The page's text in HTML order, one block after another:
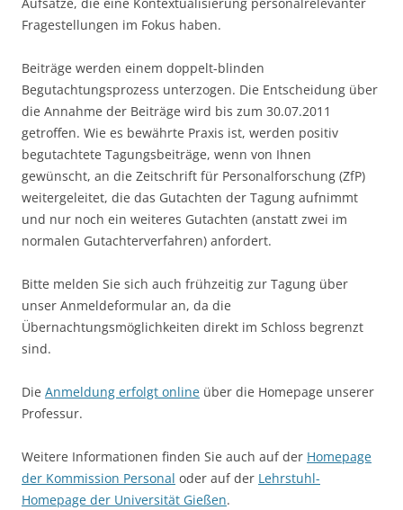
Fragestellungen im Fokus haben.
Beiträge werden einem doppelt-blinden
Begutachtungsprozess unterzogen. Die Entscheidung über
die Annahme der Beiträge wird bis zum 30.07.2011
getroffen. Wie es bewährte Praxis ist, werden positiv
begutachtete Tagungsbeiträge, wenn von Ihnen
gewünscht, an die Zeitschrift für Personalforschung (ZfP)
weitergeleitet, die das Gutachten der Tagung aufnimmt
und nur noch ein weiteres Gutachten (anstatt zwei im
normalen Gutachterverfahren) anfordert.
Bitte melden Sie sich auch frühzeitig zur Tagung über
unser Anmeldeformular an, da die
Übernachtungsmöglichkeiten direkt im Schloss begrenzt
sind.
Die Anmeldung erfolgt online über die Homepage unserer
Professur.
Weitere Informationen finden Sie auch auf der Homepage
der Kommission Personal oder auf der Lehrstuhl-
Homepage der Universität Gießen.